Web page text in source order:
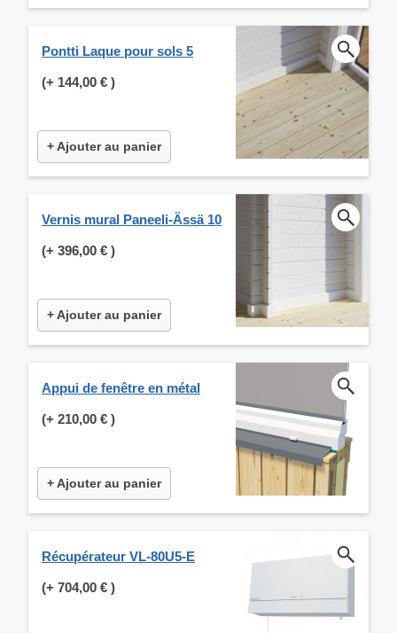
Pontti Laque pour sols 5
(+ 144,00 € )
+ Ajouter au panier
Vernis mural Paneeli-Ässä 10
(+ 396,00 € )
+ Ajouter au panier
Appui de fenêtre en métal
(+ 210,00 € )
+ Ajouter au panier
Récupérateur VL-80U5-E
(+ 704,00 € )